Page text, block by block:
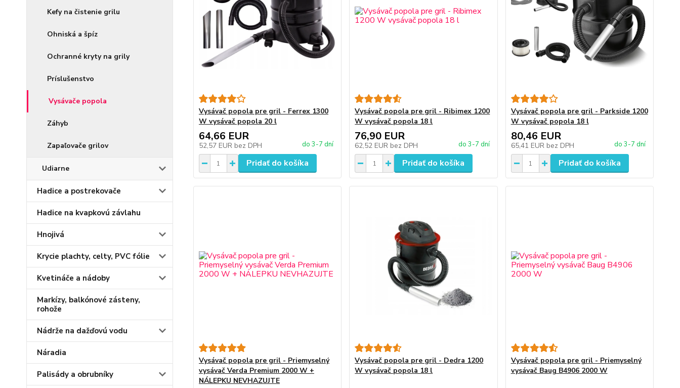
Kefy na čistenie grilu
Ohniská a špíz
Ochranné kryty na grily
Príslušenstvo
Vysávače popola
Záhyb
Zapaľovače grilov
Udiarne
Hadice a postrekovače
Hadice na kvapkovú závlahu
Hnojivá
Krycie plachty, celty, PVC fólie
Kvetináče a nádoby
Markízy, balkónové zásteny,
rohože
Nádrže na dažďovú vodu
Náradia
Palisády a obrubníky
Vysávač popola pre gril - Ferrex 1300
W vysávač popola 20 l
64,66 EUR
52,57 EUR bez DPH do 3-7 dní
Pridať do košíka
Vysávač popola pre gril - Ribimex 1200
W vysávač popola 18 l
76,90 EUR
62,52 EUR bez DPH do 3-7 dní
Pridať do košíka
Vysávač popola pre gril - Parkside 1200
W vysávač popola 18 l
80,46 EUR
65,41 EUR bez DPH do 3-7 dní
Pridať do košíka
Vysávač popola pre gril - Priemyselný
vysávač Verda Premium 2000 W +
NÁLEPKU NEVHAZUJTE
Vysávač popola pre gril - Dedra 1200
W vysávač popola 18 l
Vysávač popola pre gril - Priemyselný
vysávač Baug B4906 2000 W